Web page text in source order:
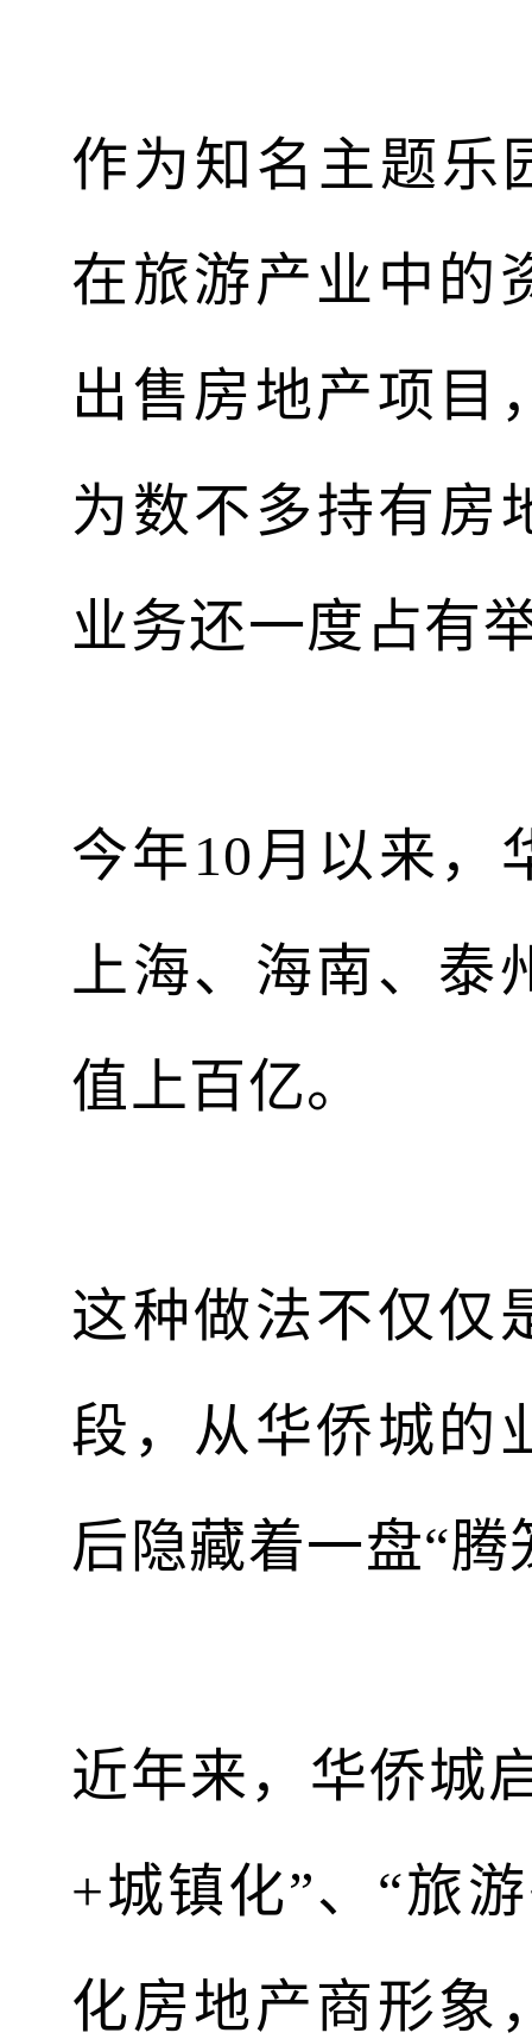
作为知名主题乐
在旅游产业中的
出售房地产项目
为数不多持有房
业务还一度占有
今年10月以来，
上海、海南、
值上百亿。
这种做法不仅仅
段，从华侨城的
后隐藏着一盘“
近年来，华侨城
+城镇化”、“旅
化房地产商形象